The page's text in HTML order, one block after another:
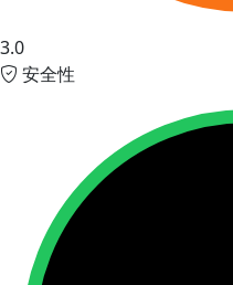
3.0
安全性